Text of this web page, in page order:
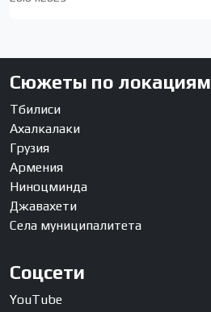
Сюжеты по локациям
Тбилиси
Ахалкалаки
Грузия
Армения
Ниноцминда
Джавахети
Села муниципалитета
Соцсети
YouTube